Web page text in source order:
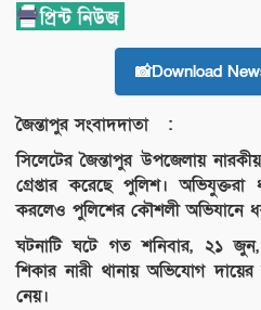
📸Download
জৈন্তাপুর সংবাদদাতা :
সিলেটের জৈন্তাপুর উপজেলায়
গ্রেপ্তার করেছে পুলিশ।
করলেও পুলিশের কৌশলী অভিযানে
ঘটনাটি ঘটে গত শনিবার, ২১
শিকার নারী থানায় অভিযোগ
নেয়।